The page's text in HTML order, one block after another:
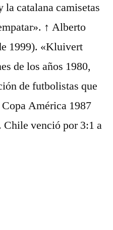
la catalana camisetas
↑ Alberto
1999). «Kluivert
de los años 1980,
de futbolistas que
América 1987
venció por 3:1 a